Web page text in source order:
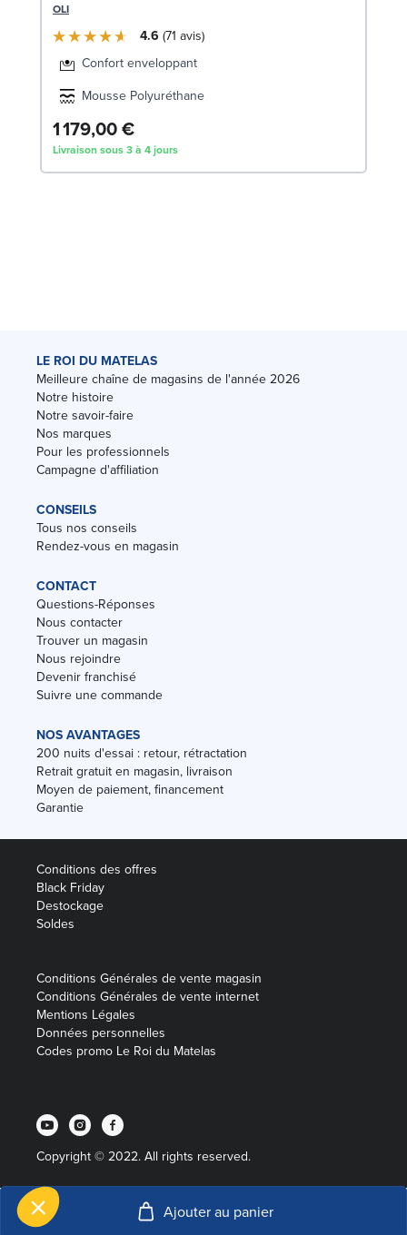
Ajouter au panier
OLI
4.6 71 avis
Confort enveloppant
Mousse Polyuréthane
1 179,00 €
Livraison sous 3 à 4 jours
LE ROI DU MATELAS
Meilleure chaîne de magasins de l'année 2026
Notre histoire
Notre savoir-faire
Nos marques
Pour les professionnels
Campagne d'affiliation
CONSEILS
Tous nos conseils
Rendez-vous en magasin
CONTACT
Questions-Réponses
Nous contacter
Trouver un magasin
Nous rejoindre
Devenir franchisé
Suivre une commande
NOS AVANTAGES
200 nuits d'essai : retour, rétractation
Retrait gratuit en magasin, livraison
Moyen de paiement, financement
Garantie
Conditions des offres
Black Friday
Destockage
Soldes
Conditions Générales de vente magasin
Conditions Générales de vente internet
Mentions Légales
Données personnelles
Codes promo Le Roi du Matelas
Copyright © 2022. All rights reserved.